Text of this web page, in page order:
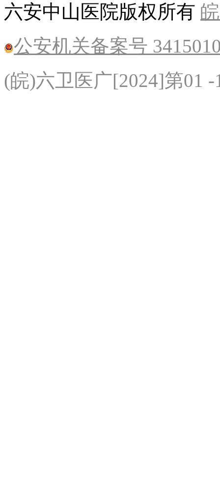
六安中山医院版权所有
公安机关备案号
(皖)六卫医广[2024]第01 -